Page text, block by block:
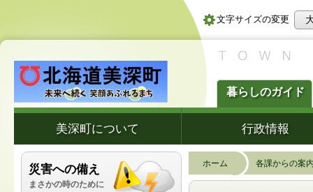
文字サイズの変更
暮らしのガイド
美深町について 行政情報
ホーム 各課からの案
災害への備え
まさかの時のために